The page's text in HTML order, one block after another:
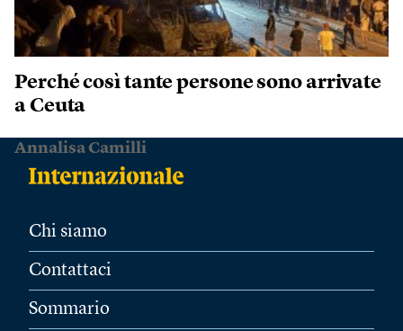
Perché così tante persone sono arrivate
a Ceuta
Annalisa Camilli
Chi siamo
Contattaci
Sommario